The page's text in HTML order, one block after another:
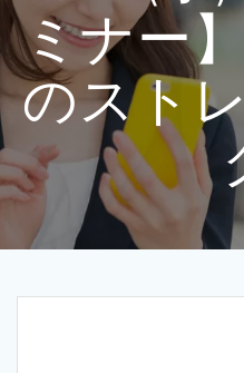
ミナー
のスト